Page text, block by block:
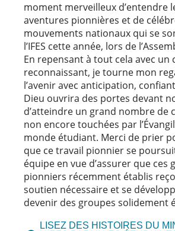
moment merveilleux d’entendre
aventures pionnières et de
mouvements nationaux qui se
l’IFES cette année, lors de
En repensant à tout cela avec
reconnaissant, je tourne mon
l’avenir avec anticipation,
Dieu ouvrira des portes devant
d’atteindre un grand nombre de
non encore touchées par
monde étudiant. Merci de prier
que ce travail pionnier se
équipe en vue d’assurer que ces
pionniers récemment établis
soutien nécessaire et se
devenir des groupes solidement
LISEZ DES HISTOIRES DU